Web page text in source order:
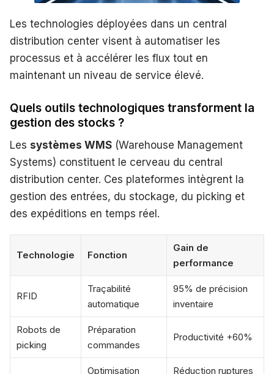
Les technologies déployées dans un central
distribution center visent à automatiser les
processus et à accélérer les flux tout en
maintenant un niveau de service élevé.
Quels outils technologiques transforment la
gestion des stocks ?
Les systèmes WMS (Warehouse Management
Systems) constituent le cerveau du central
distribution center. Ces plateformes intègrent la
gestion des entrées, du stockage, du picking et
des expéditions en temps réel.
Technologie Fonction
Gain de
performance
RFID
Traçabilité
automatique
95% de précision
inventaire
Robots de
picking
Préparation
commandes
Productivité +60%
Optimisation
Réduction ruptures